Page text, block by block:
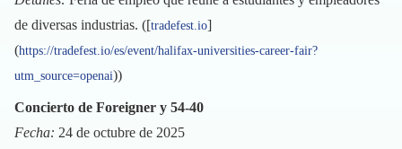
de diversas industrias. ([tradefest.io]
(https://tradefest.io/es/event/halifax-universities-career-fair?
utm_source=openai))
Concierto de Foreigner y 54-40
Fecha: 24 de octubre de 2025